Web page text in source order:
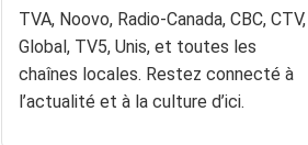
TVA, Noovo, Radio-Canada, CBC, CTV,
Global, TV5, Unis, et toutes les
chaînes locales. Restez connecté à
l’actualité et à la culture d’ici.